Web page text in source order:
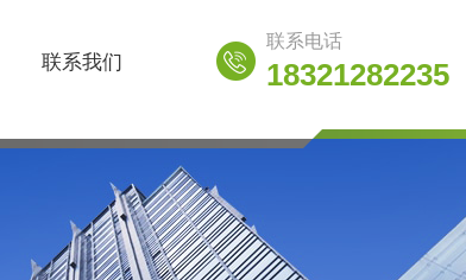
联系我们
联系电话
18321282235